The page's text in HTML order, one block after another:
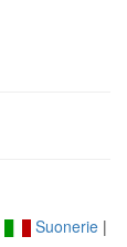
Suonerie|